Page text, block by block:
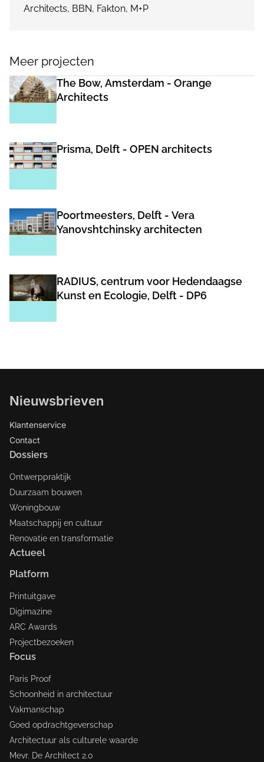
Architects, BBN, Fakton, M+P
Meer projecten
The Bow, Amsterdam - Orange
Architects
Prisma, Delft - OPEN architects
Poortmeesters, Delft - Vera
Yanovshtchinsky architecten
RADIUS, centrum voor Hedendaagse
Kunst en Ecologie, Delft - DP6
Nieuwsbrieven
Klantenservice
Contact
Dossiers
Ontwerppraktijk
Duurzaam bouwen
Woningbouw
Maatschappij en cultuur
Renovatie en transformatie
Actueel
Platform
Printuitgave
Digimazine
ARC Awards
Projectbezoeken
Focus
Paris Proof
Schoonheid in architectuur
Vakmanschap
Goed opdrachtgeverschap
Architectuur als culturele waarde
Mevr. De Architect 2.0